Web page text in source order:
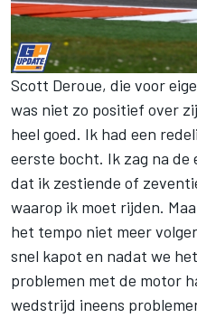
Scott Deroue, die voor
was niet zo positief over
heel goed. Ik had een
eerste bocht. Ik zag na
dat ik zestiende of
waarop ik moet rijden.
het tempo niet meer
snel kapot en nadat we
problemen met de motor
wedstrijd ineens